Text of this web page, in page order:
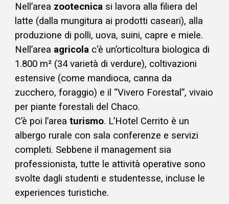
Nell’area zootecnica si lavora alla filiera del
latte (dalla mungitura ai prodotti caseari), alla
produzione di polli, uova, suini, capre e miele.
Nell’area agricola c'è un’orticoltura biologica di
1.800 m² (34 varietà di verdure), coltivazioni
estensive (come mandioca, canna da
zucchero, foraggio) e il “Vivero Forestal”, vivaio
per piante forestali del Chaco.
C’è poi l’areaturismo. L’Hotel Cerrito è un
albergo rurale con sala conferenze e servizi
completi. Sebbene il management sia
professionista, tutte le attività operative sono
svolte dagli studenti e studentesse, incluse le
experiences turistiche.